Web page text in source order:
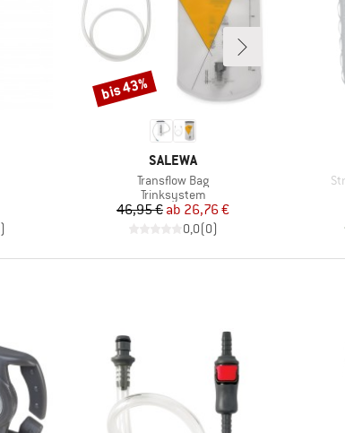
)
MARKE
SALEWA
Artikel
Transflow Bag
Produktgruppe
Trinksystem
Preis
46,95 € reduzierter Preis
ab 26,76 €
0,0(0)
Rabatt
bis 43%